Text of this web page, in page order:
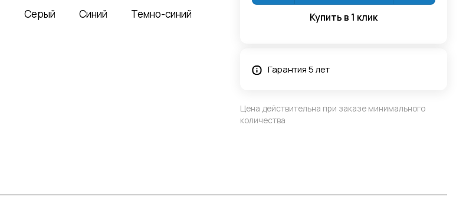
Серый Синий Темно-синий Купить в 1 клик
Гарантия 5 лет
Цена действительна при заказе минимального
количества